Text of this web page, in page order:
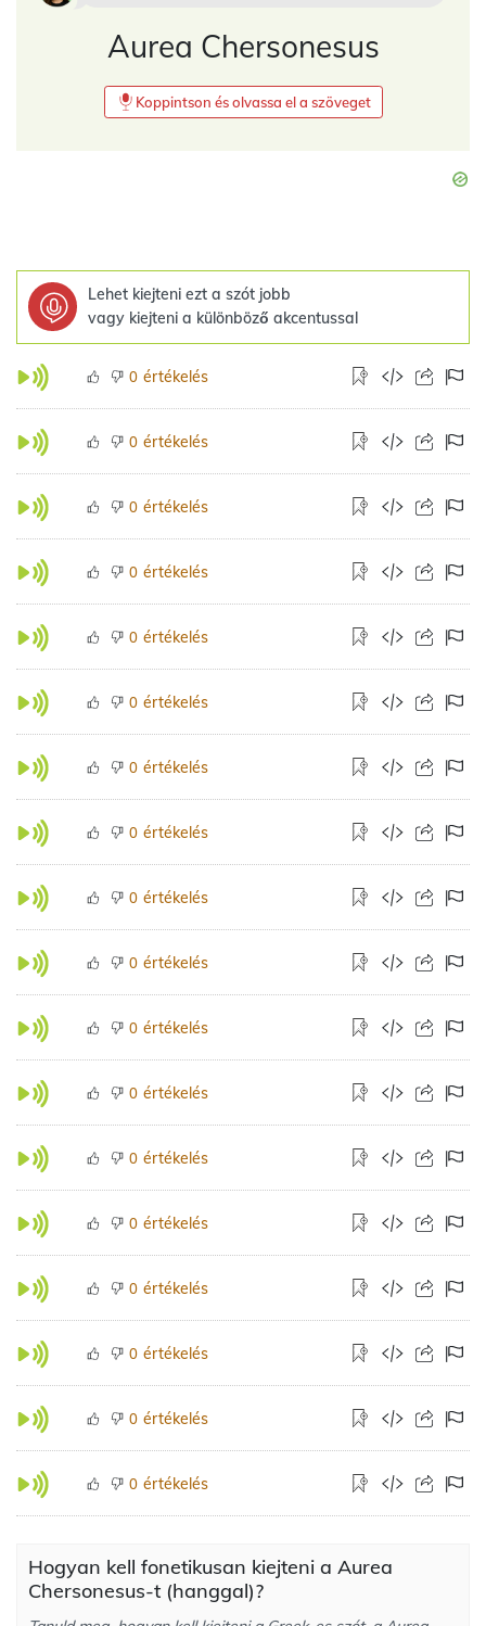
Aurea Chersonesus
Koppintson és olvassa el a szöveget
Lehet kiejteni ezt a szót jobb
vagy kiejteni a különböző akcentussal
0 értékelés
0 értékelés
0 értékelés
0 értékelés
0 értékelés
0 értékelés
0 értékelés
0 értékelés
0 értékelés
0 értékelés
0 értékelés
0 értékelés
0 értékelés
0 értékelés
0 értékelés
0 értékelés
0 értékelés
0 értékelés
Hogyan kell fonetikusan kiejteni a Aurea
Chersonesus-t (hanggal)?